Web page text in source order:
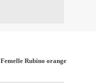
Femelle Rubino orange